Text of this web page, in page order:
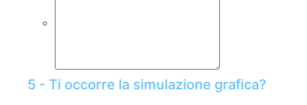
5 - Ti occorre la simulazione grafica?